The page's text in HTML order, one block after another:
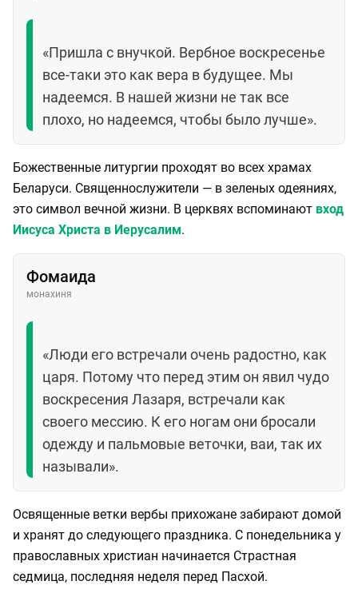
«Пришла с внучкой. Вербное воскресенье
все-таки это как вера в будущее. Мы
надеемся. В нашей жизни не так все
плохо, но надеемся, чтобы было лучше».
Божественные литургии проходят во всех храмах
Беларуси. Священнослужители — в зеленых одеяниях,
это символ вечной жизни. В церквях вспоминают вход
Иисуса Христа в Иерусалим.
Фомаида
монахиня
«Люди его встречали очень радостно, как
царя. Потому что перед этим он явил чудо
воскресения Лазаря, встречали как
своего мессию. К его ногам они бросали
одежду и пальмовые веточки, ваи, так их
называли».
Освященные ветки вербы прихожане забирают домой
и хранят до следующего праздника. С понедельника у
православных христиан начинается Страстная
седмица, последняя неделя перед Пасхой.